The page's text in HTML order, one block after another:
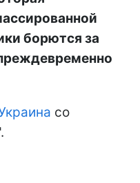
борются за
со